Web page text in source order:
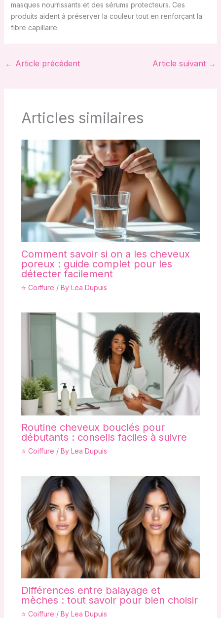
masques nourrissants et des sérums protecteurs. Ces
produits aident à préserver la couleur tout en renforçant la
fibre capillaire.
← Article précédent Article suivant →
Articles similaires
Comment savoir si on a les cheveux
poreux : guide complet pour les
détecter facilement
⭐ Coiffure / By Lea Dupuis
Routine cheveux bouclés pour
débutants : conseils faciles à suivre
⭐ Coiffure / By Lea Dupuis
Différences entre balayage et
mèches : tout savoir pour bien choisir
⭐ Coiffure / By Lea Dupuis